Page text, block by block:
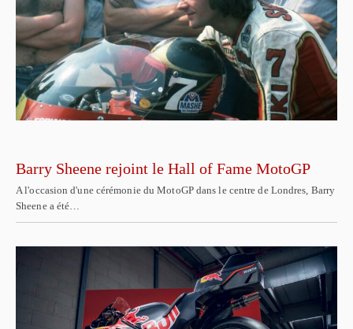
Barry Sheene rejoint le Hall of Fame MotoGP
A l'occasion d'une cérémonie du MotoGP dans le centre de Londres, Barry
Sheene a été…